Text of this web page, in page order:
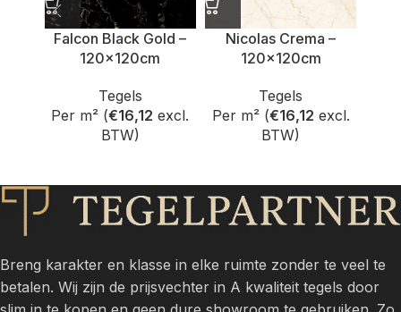
Falcon Black Gold –
120x120cm
Tegels
Per m² (€16,12 excl.
BTW)
Nicolas Crema –
120x120cm
Tegels
Per m² (€16,12 excl.
BTW)
Breng karakter en klasse in elke ruimte zonder te veel te
betalen. Wij zijn de prijsvechter in A kwaliteit tegels door